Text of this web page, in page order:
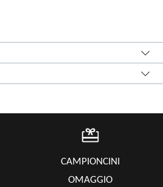
CAMPIONCINI
OMAGGIO